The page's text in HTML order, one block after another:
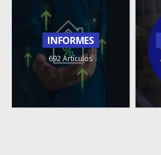
INFORMES
692 Artículos